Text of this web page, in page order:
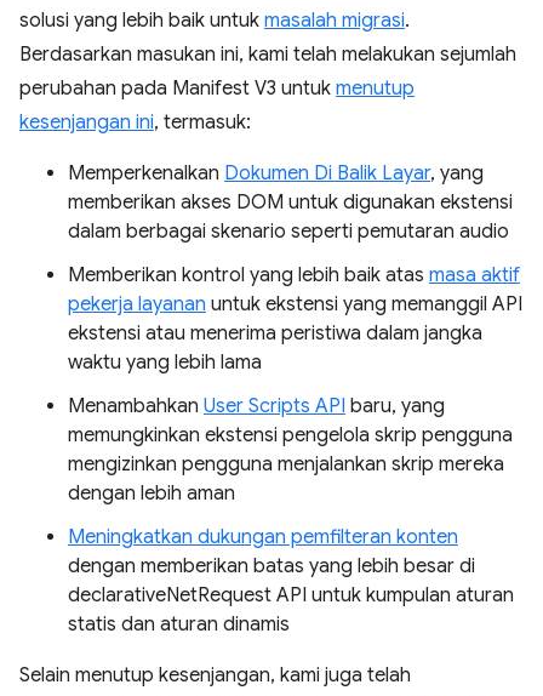
solusi yang lebih baik untuk masalah migrasi.
Berdasarkan masukan ini, kami telah melakukan sejumlah
perubahan pada Manifest V3 untuk menutup
kesenjangan ini, termasuk:
Memperkenalkan Dokumen Di Balik Layar, yang
memberikan akses DOM untuk digunakan ekstensi
dalam berbagai skenario seperti pemutaran audio
Memberikan kontrol yang lebih baik atas masa aktif
pekerja layanan untuk ekstensi yang memanggil API
ekstensi atau menerima peristiwa dalam jangka
waktu yang lebih lama
Menambahkan User Scripts API baru, yang
memungkinkan ekstensi pengelola skrip pengguna
mengizinkan pengguna menjalankan skrip mereka
dengan lebih aman
Meningkatkan dukungan pemfilteran konten
dengan memberikan batas yang lebih besar di
declarativeNetRequest API untuk kumpulan aturan
statis dan aturan dinamis
Selain menutup kesenjangan, kami juga telah